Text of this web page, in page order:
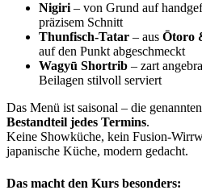
Nigiri – von Grund auf
präzisem Schnitt
Thunfisch-Tatar – aus Ōtoro
auf den Punkt abgeschmeckt
Wagyū Shortrib – zart
Beilagen stilvoll serviert
Das Menü ist saisonal – die
Bestandteil jedes Termins.
Keine Showküche, kein Fusion-
japanische Küche, modern gedacht.
Das macht den Kurs besonders: